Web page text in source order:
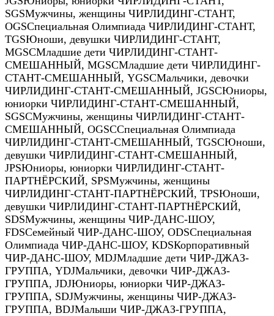
SGSМужчины, женщины ЧИРЛИДИНГ-СТАНТ,
OGSСпециальная Олимпиада ЧИРЛИДИНГ-СТАНТ,
TGSЮноши, девушки ЧИРЛИДИНГ-СТАНТ,
MGSCМладшие дети ЧИРЛИДИНГ-СТАНТ-
СМЕШАННЫЙ, MGSCМладшие дети ЧИРЛИДИНГ-
СТАНТ-СМЕШАННЫЙ, YGSCМальчики, девочки
ЧИРЛИДИНГ-СТАНТ-СМЕШАННЫЙ, JGSCЮниоры,
юниорки ЧИРЛИДИНГ-СТАНТ-СМЕШАННЫЙ,
SGSCМужчины, женщины ЧИРЛИДИНГ-СТАНТ-
СМЕШАННЫЙ, OGSCСпециальная Олимпиада
ЧИРЛИДИНГ-СТАНТ-СМЕШАННЫЙ, TGSCЮноши,
девушки ЧИРЛИДИНГ-СТАНТ-СМЕШАННЫЙ,
JPSЮниоры, юниорки ЧИРЛИДИНГ-СТАНТ-
ПАРТНЁРСКИЙ, SPSМужчины, женщины
ЧИРЛИДИНГ-СТАНТ-ПАРТНЁРСКИЙ, TPSЮноши,
девушки ЧИРЛИДИНГ-СТАНТ-ПАРТНЁРСКИЙ,
SDSМужчины, женщины ЧИР-ДАНС-ШОУ,
FDSСемейный ЧИР-ДАНС-ШОУ, ODSСпециальная
Олимпиада ЧИР-ДАНС-ШОУ, KDSКорпоративный
ЧИР-ДАНС-ШОУ, MDJМладшие дети ЧИР-ДЖАЗ-
ГРУППА, YDJМальчики, девочки ЧИР-ДЖАЗ-
ГРУППА, JDJЮниоры, юниорки ЧИР-ДЖАЗ-
ГРУППА, SDJМужчины, женщины ЧИР-ДЖАЗ-
ГРУППА, BDJМалыши ЧИР-ДЖАЗ-ГРУППА,